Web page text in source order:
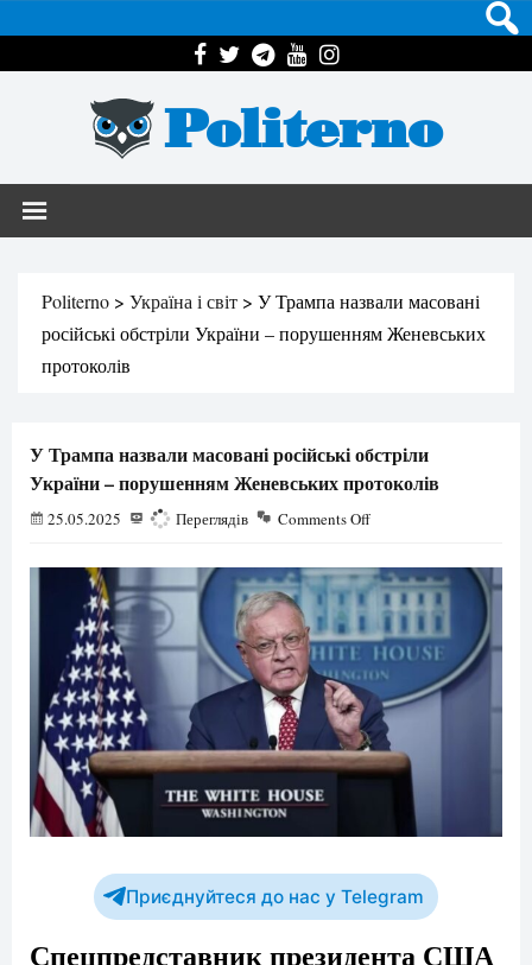
Politerno
Politerno > Україна і світ > У Трампа назвали масовані
російські обстріли України – порушенням Женевських
протоколів
У Трампа назвали масовані російські обстріли
України – порушенням Женевських протоколів
25.05.2025 821 Переглядів Comments Off
Приєднуйтеся до нас у Telegram
Спецпредставник президента США